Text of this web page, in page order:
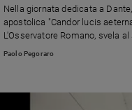
Nella giornata dedicata a
apostolica "Candor lucis
L'Osservatore Romano, svela
Divina Commedia è il “poeta
Paolo Pegoraro